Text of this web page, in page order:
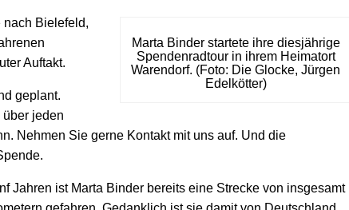
Marta Binder startete ihre diesjährige
Spendenradtour in ihrem Heimatort
Warendorf. (Foto: Die Glocke, Jürgen
Edelkötter)
nach Bielefeld,
Auftakt.
geplant.
über jeden
Nehmen Sie gerne Kontakt mit uns auf. Und die
Jahren ist Marta Binder bereits eine Strecke von insgesamt